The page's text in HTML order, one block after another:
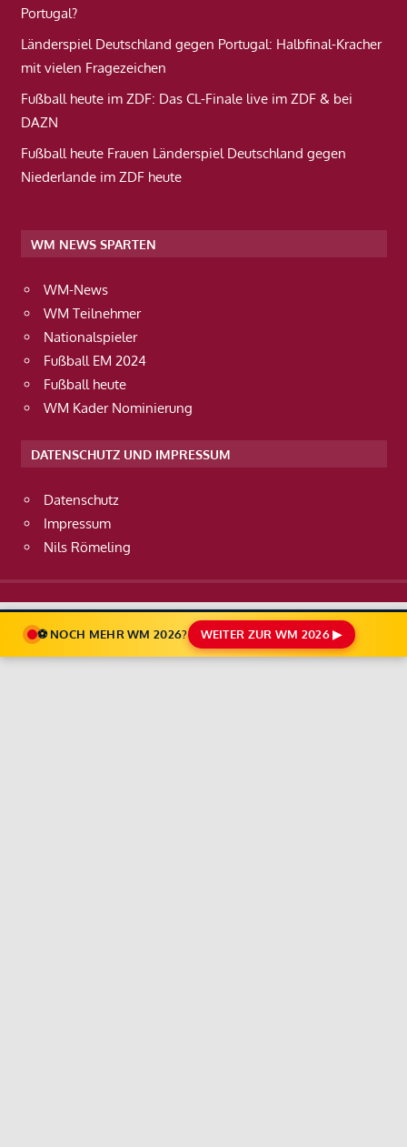
Portugal?
Länderspiel Deutschland gegen Portugal: Halbfinal-Kracher
mit vielen Fragezeichen
Fußball heute im ZDF: Das CL-Finale live im ZDF & bei
DAZN
Fußball heute Frauen Länderspiel Deutschland gegen
Niederlande im ZDF heute
WM NEWS SPARTEN
WM-News
WM Teilnehmer
Nationalspieler
Fußball EM 2024
Fußball heute
WM Kader Nominierung
DATENSCHUTZ UND IMPRESSUM
Datenschutz
Impressum
Nils Römeling
⚽ NOCH MEHR WM 2026? WEITER ZUR WM 2026 ▶